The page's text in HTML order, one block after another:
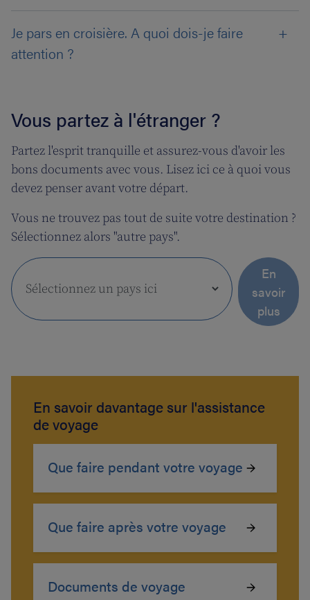
Je pars en croisière. A quoi dois-je faire
attention ?
Vous partez à l'étranger ?
Partez l'esprit tranquille et assurez-vous d'avoir les
bons documents avec vous. Lisez ici ce à quoi vous
devez penser avant votre départ.
Vous ne trouvez pas tout de suite votre destination ?
Sélectionnez alors "autre pays".
En
savoir
plus
En savoir davantage sur l'assistance
de voyage
Que faire pendant votre voyage
Que faire après votre voyage
Documents de voyage